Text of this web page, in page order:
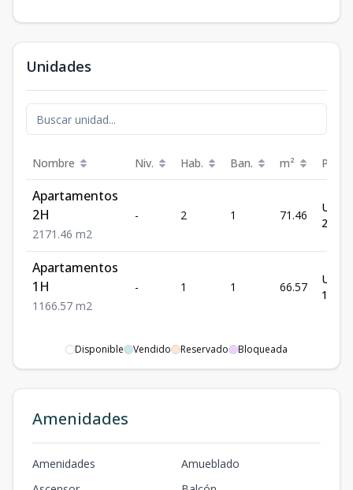
Unidades
Nombre Niv. Hab. Ban. m² Precio
Apartamentos
2H
21 71.46 m2
- 2 1 71.46
US$
Apartamentos
1H
1 1 66.57 m2
- 1 1 66.57
US$
Disponible Vendido Reservado Bloqueada
Amenidades
Amenidades
Amueblado